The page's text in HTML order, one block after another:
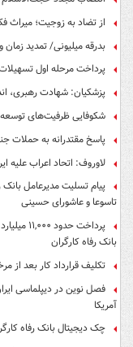
از تضاد به زوجیت؛ میراث
بدرقه میلیونی/ تمدید زمان
پرداخت مرحله اول تسهیلات ۶۰ میلیون تومانی بازنشستگان تامین
پزشکیان: شهادت رهبری،
شکوفایی ظرفیت‌های
پاسخ مقتدرانه به حملات
لاوروف: اتحاد اعراب علیه
پیام تسلیت مدیرعامل بانک
تاسوعا و عاشورای حسینی
پرداخت
بانک رفاه کارگران
تکلیف قرارداد کار بعد از
آمریکا
چک دیجیتال بانک رفاه